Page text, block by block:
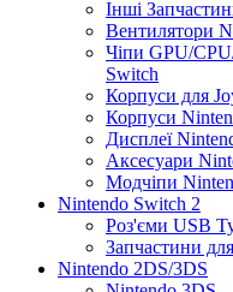
Інші
Вентилятори
Чіпи GPU/
Switch
Корпуси для
Корпуси
Дисплеї
Аксесуари
Модчіпи
Nintendo Switch 2
Роз'єми USB
Запчастини
Nintendo 2DS/3DS